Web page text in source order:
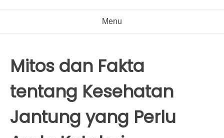
Menu
Mitos dan Fakta
tentang Kesehatan
Jantung yang Perlu